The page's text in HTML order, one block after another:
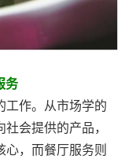
务
工作。从市场学的
会提供的产品，
，而餐厅服务则